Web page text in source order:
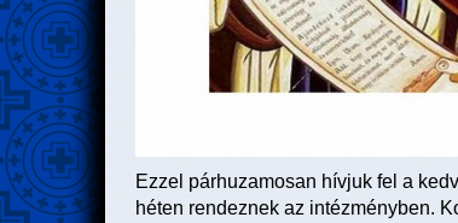
Ezzel párhuzamosan hívjuk fel a
héten rendeznek az intézményben.